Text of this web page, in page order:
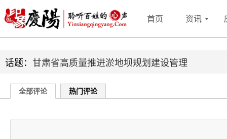
首页 资讯
话题： 甘肃省高质量推进淤地坝规划建设管理
全部评论 热门评论